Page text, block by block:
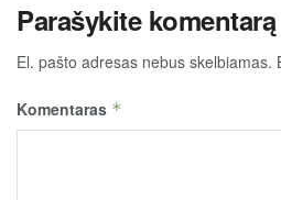
Parašykite komentarą
El. pašto adresas nebus skelbiamas.
Komentaras *